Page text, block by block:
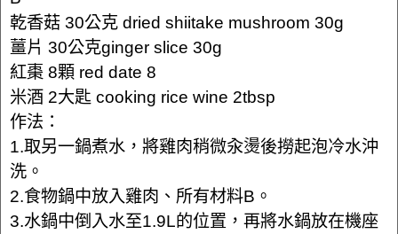
乾香菇 30公克 dried shiitake mushroom 30g
薑片 30公克ginger slice 30g
紅棗 8顆 red date 8
米酒 2大匙 cooking rice wine 2tbsp
作法：
1.取另一鍋煮水，將雞肉稍微汆燙後撈起泡冷水沖
洗。
2.食物鍋中放入雞肉、所有材料B。
3.水鍋中倒入水至1.9L的位置，再將水鍋放在機座